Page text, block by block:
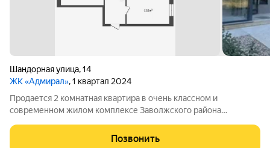
Шандорная улица,14
ЖК «Адмирал», 1 квартал 2024
Продается 2 комнатная квартира в очень классном и
современном жилом комплексе Заволжского района
территорией,двор без машин,парковка,современные
Позвонить